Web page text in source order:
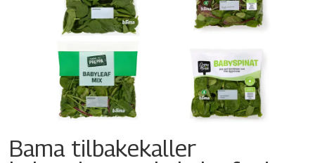
Bama tilbakekaller